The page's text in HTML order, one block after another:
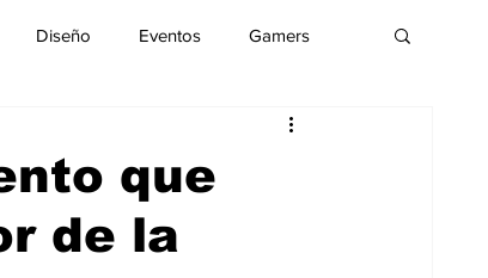
Diseño Eventos Gamers
Noticias Tecnología
que
de la